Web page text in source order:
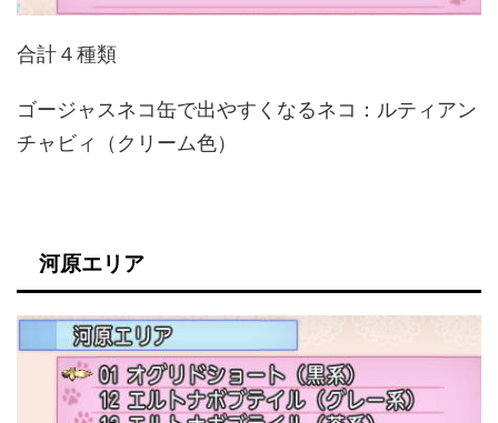
合計４種類
ゴージャスネコ缶で出やすくなるネコ：ルティアン
チャビィ（クリーム色）
河原エリア